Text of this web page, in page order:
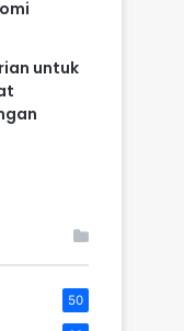
untuk
50